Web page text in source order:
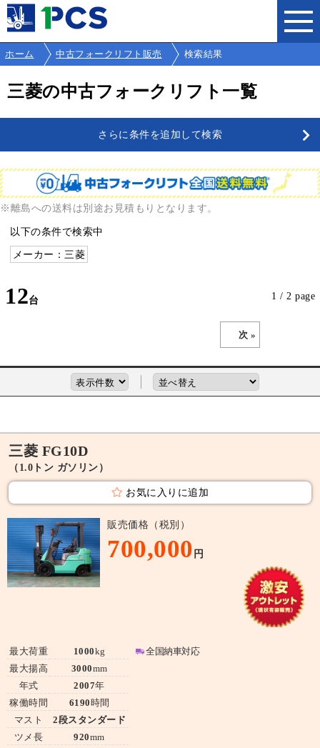
ホーム 中古フォークリフト販売 検索結果
三菱の中古フォークリフト一覧
さらに条件を追加して検索
※離島への送料は別途お見積もりとなります。
以下の条件で検索中
メーカー：三菱
12 1 / 2 page
次 »
三菱 FG10D
（1.0トン ガソリン）
お気に入りに追加
販売価格（税別）
700,000 円
最大荷重
最大揚高
年式
稼働時間
マスト
ツメ長
1000kg
3000mm
2007年
6190 時間
2段スタンダード
920mm
全国納車対応